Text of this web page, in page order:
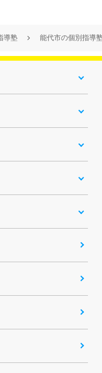
導塾 能代市の個別指導